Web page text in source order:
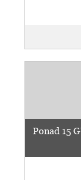
Ponad 15